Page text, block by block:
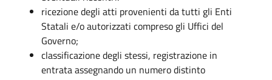
ricezione degli atti provenienti da tutti gli Enti
Statali e/o autorizzati compreso gli Uffici del
Governo;
classificazione degli stessi, registrazione in
entrata assegnando un numero distinto